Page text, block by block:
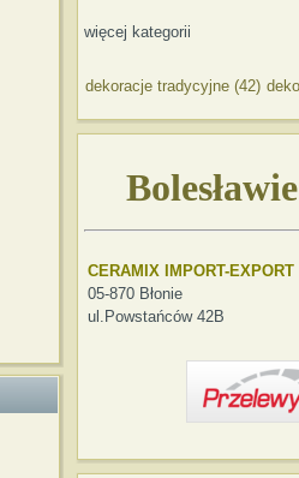
więcej kategorii
dekoracje tradycyjne (42)
CERAMIX IMPORT-EXPORT
05-870 Błonie
ul.Powstańców 42B